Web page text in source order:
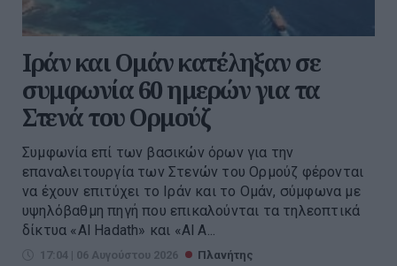
Ιράν και Ομάν κατέληξαν σε
συμφωνία 60 ημερών για τα
Στενά του Ορμούζ
Συμφωνία επί των βασικών όρων για την
επαναλειτουργία των Στενών του Ορμούζ φέρονται
να έχουν επιτύχει το Ιράν και το Ομάν, σύμφωνα με
υψηλόβαθμη πηγή που επικαλούνται τα τηλεοπτικά
δίκτυα «Al Hadath» και «Al A...
17:04 | 06 Αυγούστου 2026 Πλανήτης